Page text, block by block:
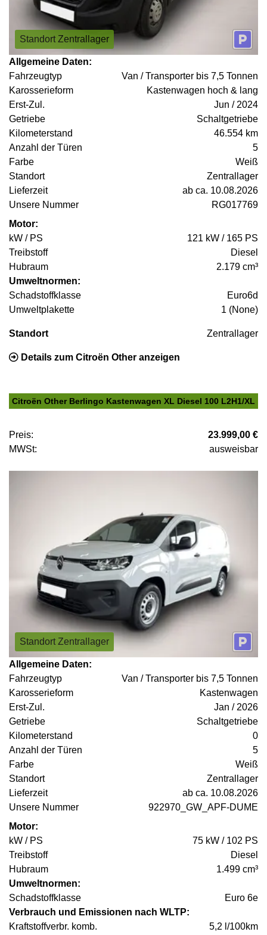
Standort Zentrallager
Allgemeine Daten:
Fahrzeugtyp
Van / Transporter bis 7,5 Tonnen
Karosserieform
Kastenwagen hoch & lang
Erst-Zul.
Jun / 2024
Getriebe
Schaltgetriebe
Kilometerstand
46.554 km
Anzahl der Türen
5
Farbe
Weiß
Standort
Zentrallager
Lieferzeit
ab ca. 10.08.2026
Unsere Nummer
RG017769
Motor:
kW / PS
121 kW / 165 PS
Treibstoff
Diesel
Hubraum
2.179 cm³
Umweltnormen:
Schadstoffklasse
Euro6d
Umweltplakette
1 (None)
Standort Zentrallager
Details zum Citroën Other anzeigen
Citroën Other Berlingo Kastenwagen XL Diesel 100 L2H1/XL
Preis:
23.999,00 €
MWSt:
ausweisbar
Standort Zentrallager
Allgemeine Daten:
Fahrzeugtyp
Van / Transporter bis 7,5 Tonnen
Karosserieform
Kastenwagen
Erst-Zul.
Jan / 2026
Getriebe
Schaltgetriebe
Kilometerstand
0
Anzahl der Türen
5
Farbe
Weiß
Standort
Zentrallager
Lieferzeit
ab ca. 10.08.2026
Unsere Nummer
922970_GW_APF-DUME
Motor:
kW / PS
75 kW / 102 PS
Treibstoff
Diesel
Hubraum
1.499 cm³
Umweltnormen:
Schadstoffklasse
Euro 6e
Verbrauch und Emissionen nach WLTP:
Kraftstoffverbr. komb.
5,2 l/100km